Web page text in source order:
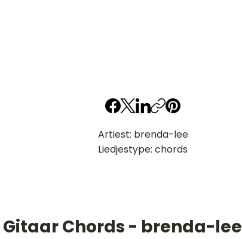
Artiest: brenda-lee
Liedjestype: chords
Gitaar Chords - brenda-lee